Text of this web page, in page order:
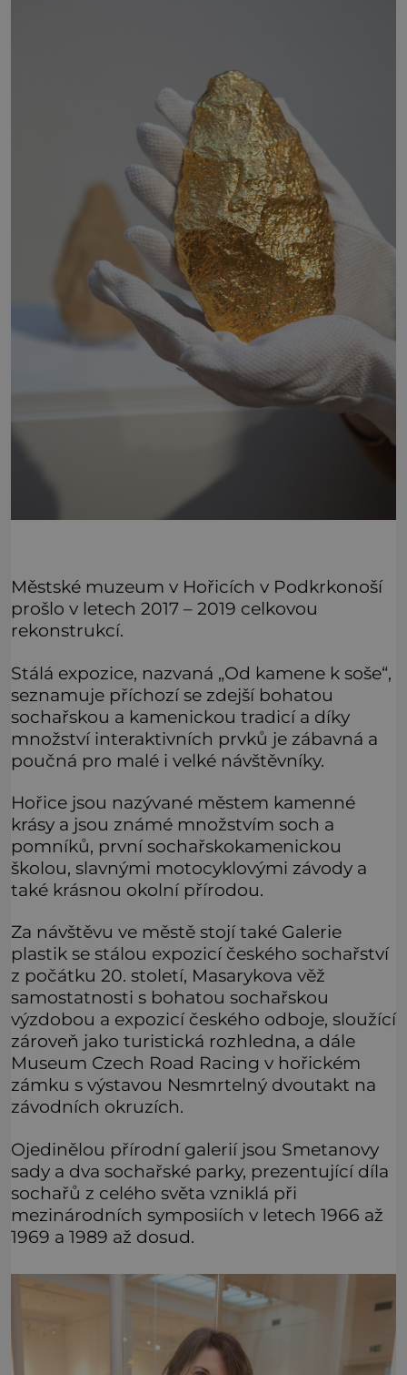
Městské muzeum v Hořicích v Podkrkonoší
prošlo v letech 2017 – 2019 celkovou
rekonstrukcí.
Stálá expozice, nazvaná „Od kamene k soše“,
seznamuje příchozí se zdejší bohatou
sochařskou a kamenickou tradicí a díky
množství interaktivních prvků je zábavná a
poučná pro malé i velké návštěvníky.
Hořice jsou nazývané městem kamenné
krásy a jsou známé množstvím soch a
pomníků, první sochařskokamenickou
školou, slavnými motocyklovými závody a
také krásnou okolní přírodou.
Za návštěvu ve městě stojí také Galerie
plastik se stálou expozicí českého sochařství
z počátku 20. století, Masarykova věž
samostatnosti s bohatou sochařskou
výzdobou a expozicí českého odboje, sloužící
zároveň jako turistická rozhledna, a dále
Museum Czech Road Racing v hořickém
zámku s výstavou Nesmrtelný dvoutakt na
závodních okruzích.
Ojedinělou přírodní galerií jsou Smetanovy
sady a dva sochařské parky, prezentující díla
sochařů z celého světa vzniklá při
mezinárodních symposiích v letech 1966 až
1969 a 1989 až dosud.